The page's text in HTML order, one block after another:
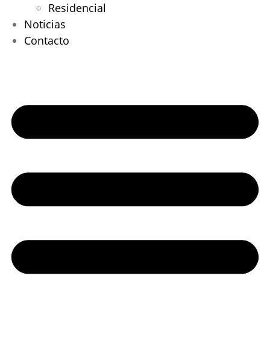
Residencial
Noticias
Contacto